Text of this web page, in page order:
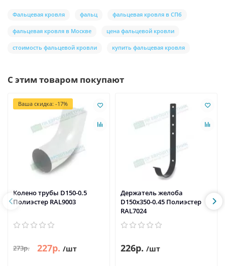
Фальцевая кровля фальц фальцевая кровля в СПб
фальцевая кровля в Москве цена фальцевой кровли
стоимость фальцевой кровли купить фальцевая кровля
С этим товаром покупают
Ваша скидка: -17%
Колено трубы D150-0.5
Полиэстер RAL9003
273р. 227р. /шт
Держатель желоба
D150х350-0.45 Полиэстер
RAL7024
226р. /шт